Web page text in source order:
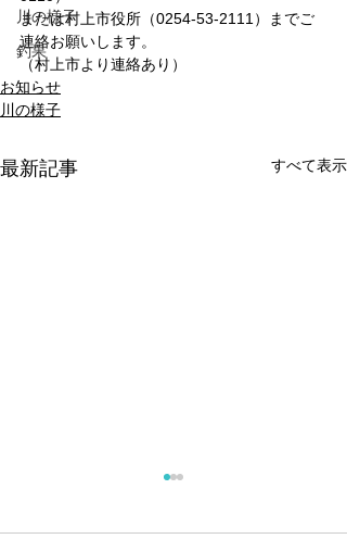
川の様子
釣果
または村上市役所（0254-53-2111）までご
連絡お願いします。
（村上市より連絡あり）
お知らせ
川の様子
最新記事 すべて表示